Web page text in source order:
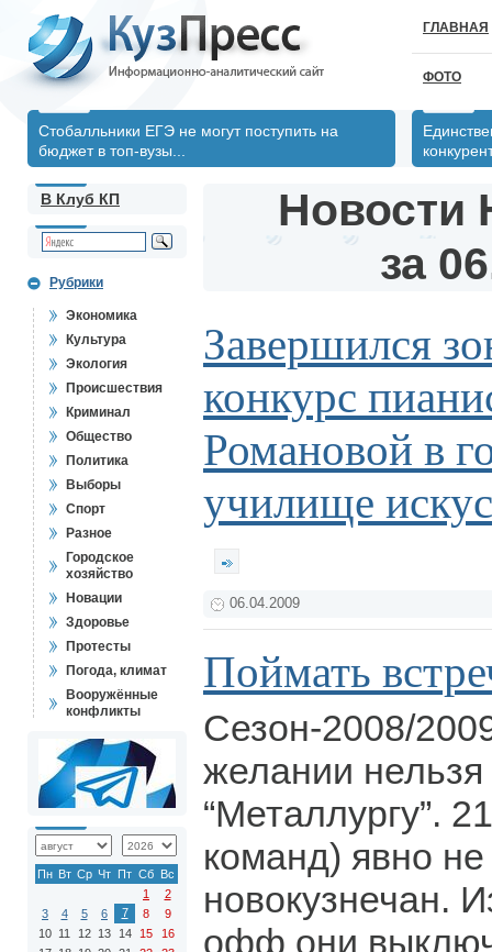
ГЛАВНАЯ
ФОТО
Стобалльники ЕГЭ не могут поступить на
бюджет в топ-вузы...
В Клуб КП
Рубрики
Экономика
Культура
Экология
Происшествия
Криминал
Общество
Политика
Выборы
Спорт
Разное
Городское
хозяйство
Новации
Здоровье
Протесты
Погода, климат
Вооружённые
конфликты
Пн Вт Ср Чт Пт Сб Вс
1
2
3
4 5 6 7 8
9
10 11 12 13 14 15
16
Новости
за
Завершился
конкурс
Романовой в
училище
06.04.2009
Поймать
Сезон-2008/
желании нельзя
“Металлургу”.
команд) явно не
новокузнечан.
офф они